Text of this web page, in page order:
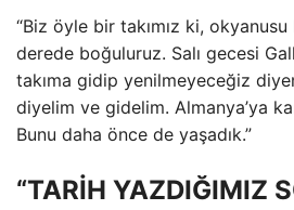
“Biz öyle bir takımız ki,
derede boğuluruz. Salı gecesi
takıma gidip yenilmeyeceğiz
diyelim ve gidelim. Almanya’ya
Bunu daha önce de yaşadık.”
“TARİH YAZDIĞIMIZ